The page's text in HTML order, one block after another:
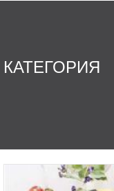
КАТЕГОРИЯ